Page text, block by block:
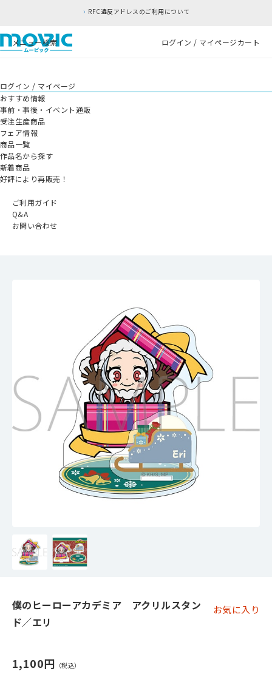
RFC違反アドレスのご利用について
メニュー検索 ログイン / マイページカート
ログイン / マイページ
おすすめ情報
事前・事後・イベント通販
受注生産商品
フェア情報
商品一覧
作品名から探す
新着商品
好評により再販売！
ご利用ガイド
Q&A
お問い合わせ
僕のヒーローアカデミア アクリルスタン
ド／エリ
お気に入り
1,100円